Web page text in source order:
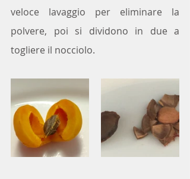
veloce lavaggio per eliminare la
polvere, poi si dividono in due a
togliere il nocciolo.